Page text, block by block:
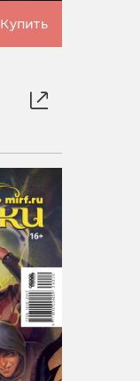
Купить